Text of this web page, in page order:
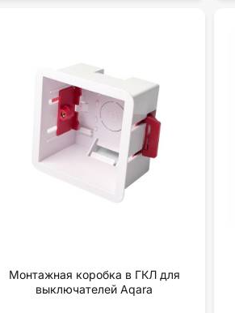
Монтажная коробка в ГКЛ для
выключателей Aqara